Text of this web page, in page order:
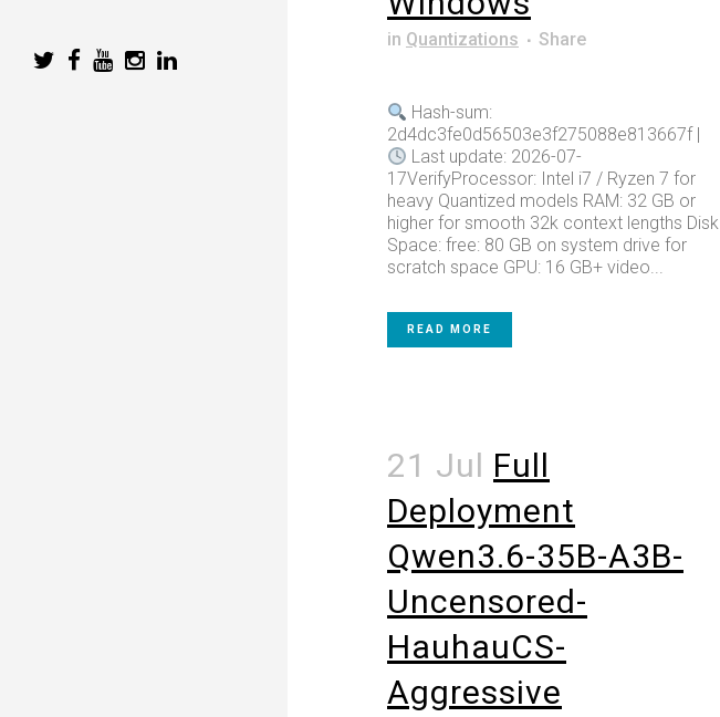
in Quantizations Share
Hash-sum:
2d4dc3fe0d56503e3f275088e813667f |
Last update: 2026-07-
17VerifyProcessor: Intel i7 / Ryzen 7 for
heavy Quantized models RAM: 32 GB or
higher for smooth 32k context lengths Disk
Space: free: 80 GB on system drive for
scratch space GPU: 16 GB+ video...
READ MORE
21 Jul Full
Deployment
Qwen3.6-35B-A3B-
Uncensored-
HauhauCS-
Aggressive